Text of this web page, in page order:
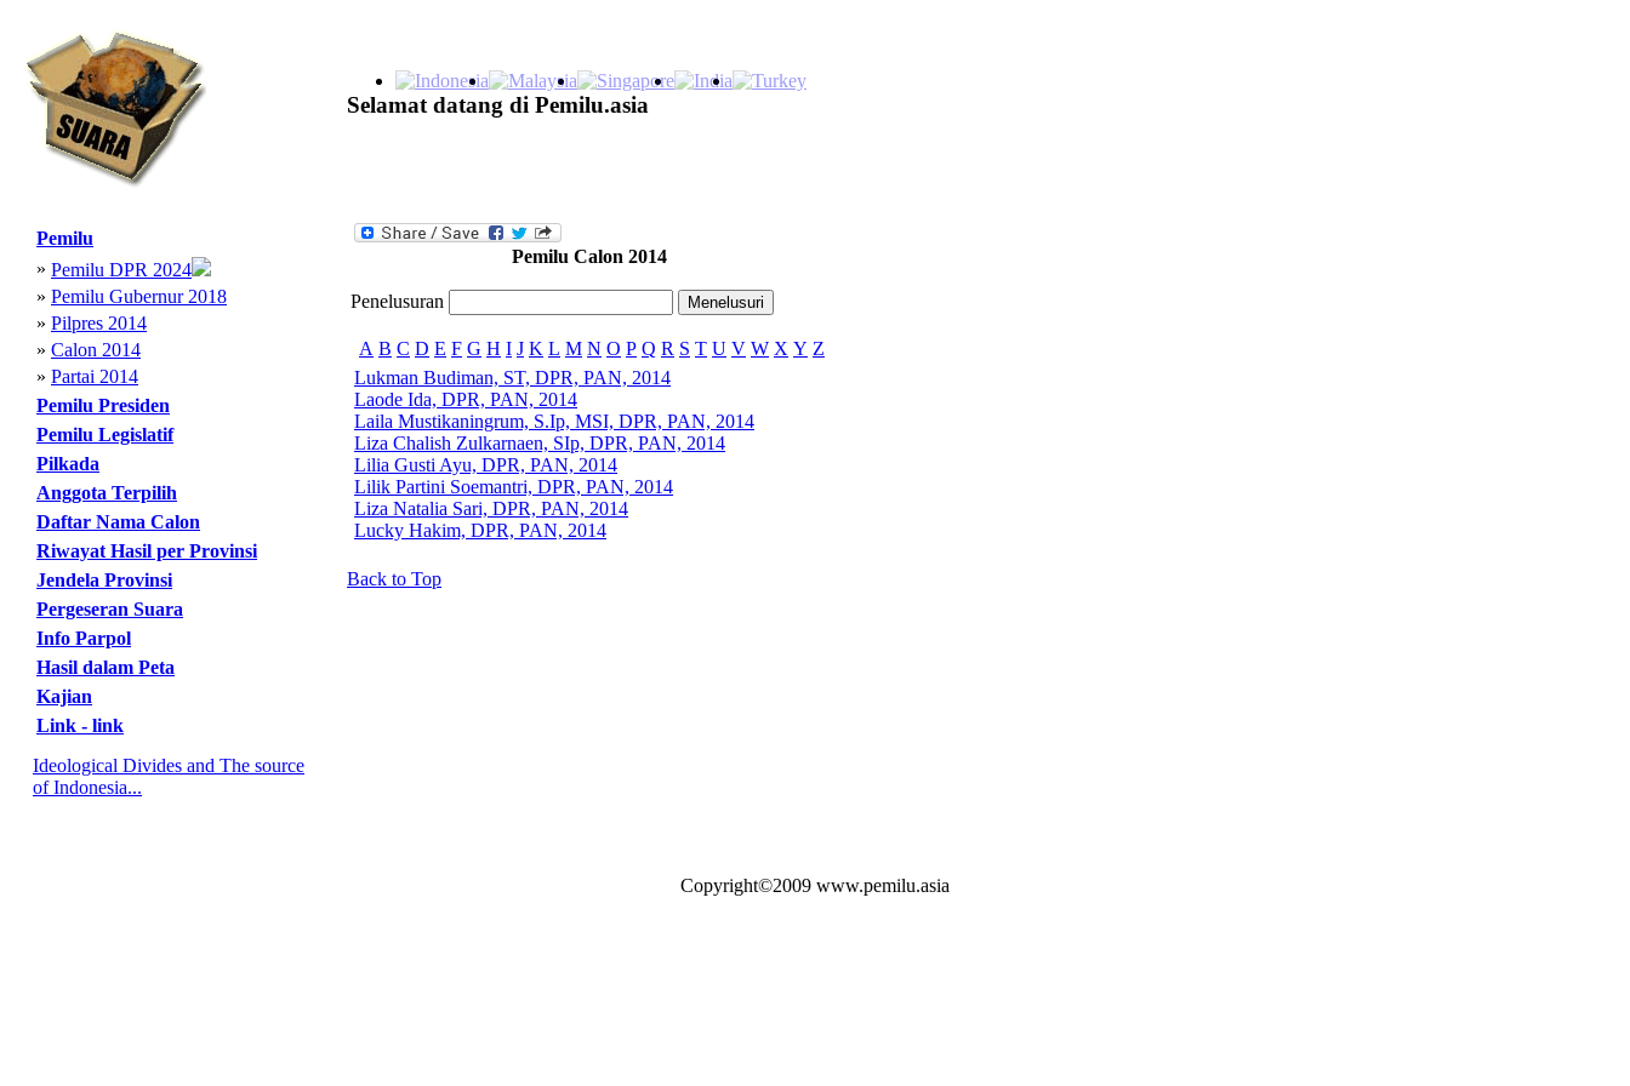
Selamat datang di Pemilu.asia
Pemilu
» Pemilu DPR 2024
» Pemilu Gubernur 2018
» Pilpres 2014
» Calon 2014
» Partai 2014
Pemilu Presiden
Pemilu Legislatif
Pilkada
Anggota Terpilih
Daftar Nama Calon
Riwayat Hasil per Provinsi
Jendela Provinsi
Pergeseran Suara
Info Parpol
Hasil dalam Peta
Kajian
Link - link
Ideological Divides and The source
of Indonesia...
Pemilu Calon 2014
Penelusuran
A B C D E F G H I J K L M N O P Q R S T U V W X Y Z
Lukman Budiman, ST, DPR, PAN, 2014
Laode Ida, DPR, PAN, 2014
Laila Mustikaningrum, S.Ip, MSI, DPR, PAN, 2014
Liza Chalish Zulkarnaen, SIp, DPR, PAN, 2014
Lilia Gusti Ayu, DPR, PAN, 2014
Lilik Partini Soemantri, DPR, PAN, 2014
Liza Natalia Sari, DPR, PAN, 2014
Lucky Hakim, DPR, PAN, 2014
Back to Top
Copyright©2009 www.pemilu.asia